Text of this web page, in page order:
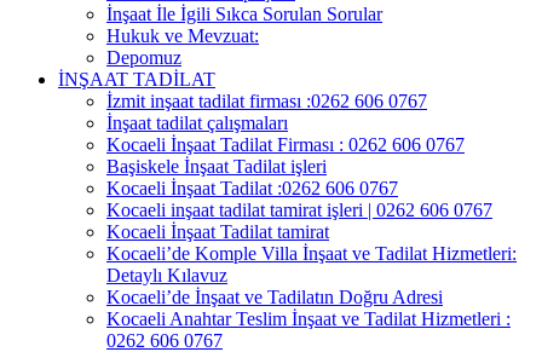
İnşaat İle İgili Sıkca Sorulan Sorular
Hukuk ve Mevzuat:
Depomuz
İNŞAAT TADİLAT
İzmit inşaat tadilat firması :0262 606 0767
İnşaat tadilat çalışmaları
Kocaeli İnşaat Tadilat Firması : 0262 606 0767
Başiskele İnşaat Tadilat işleri
Kocaeli İnşaat Tadilat :0262 606 0767
Kocaeli inşaat tadilat tamirat işleri | 0262 606 0767
Kocaeli İnşaat Tadilat tamirat
Kocaeli’de Komple Villa İnşaat ve Tadilat Hizmetleri:
Detaylı Kılavuz
Kocaeli’de İnşaat ve Tadilatın Doğru Adresi
Kocaeli Anahtar Teslim İnşaat ve Tadilat Hizmetleri :
0262 606 0767